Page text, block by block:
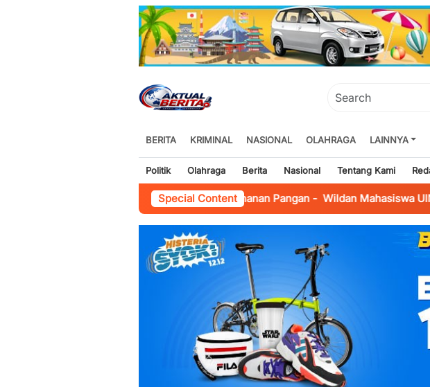
BERITA KRIMINAL NASIONAL OLAHRAGA LAINNYA
Politik Olahraga Berita Nasional Tentang Kami
Special Content
Bantu Petani Perkuat Ketahanan Pangan - Wildan Mahasiswa UIN Sunan